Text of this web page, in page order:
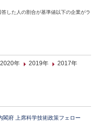
した人の割合が基準値以下の企業がラ
2020年 2019年
2017年
閣府 上席科学技術政策フェロー